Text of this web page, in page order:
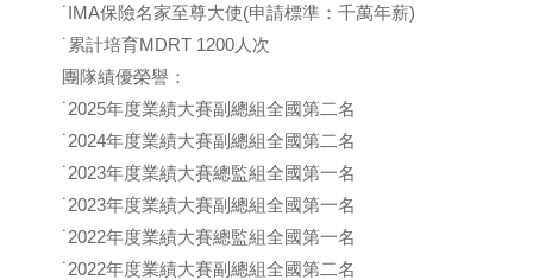
˙IMA保險名家至尊大使(申請標準：千萬年薪)
˙累計培育MDRT 1200人次
團隊績優榮譽：
˙2025年度業績大賽副總組全國第二名
˙2024年度業績大賽副總組全國第二名
˙2023年度業績大賽總監組全國第一名
˙2023年度業績大賽副總組全國第一名
˙2022年度業績大賽總監組全國第一名
˙2022年度業績大賽副總組全國第二名